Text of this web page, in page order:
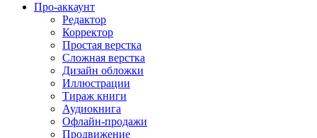
Про-аккаунт
Редактор
Корректор
Простая верстка
Сложная верстка
Дизайн обложки
Иллюстрации
Тираж книги
Аудиокнига
Офлайн-продажи
Продвижение